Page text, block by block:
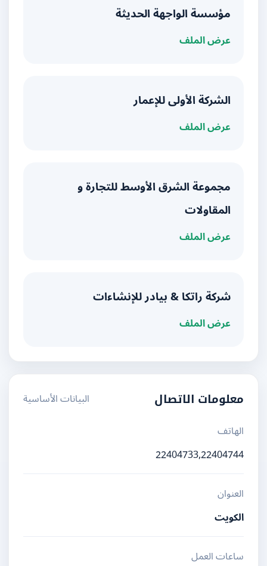
مؤسسة الواجهة الحديثة
عرض الملف
الشركة الأولى للإعمار
عرض الملف
مجموعة الشرق الأوسط للتجارة و
المقاولات
عرض الملف
شركة راتكا & بيادر للإنشاءات
عرض الملف
معلومات الاتصال
البيانات الأساسية
الهاتف
22404733,22404744
العنوان
الكويت
ساعات العمل